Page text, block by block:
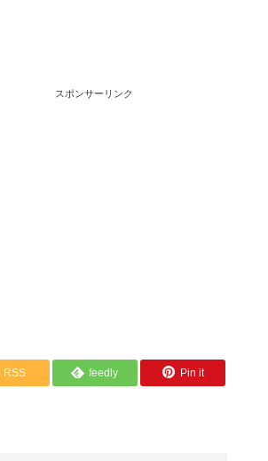
スポンサーリンク
RSS feedly Pin it